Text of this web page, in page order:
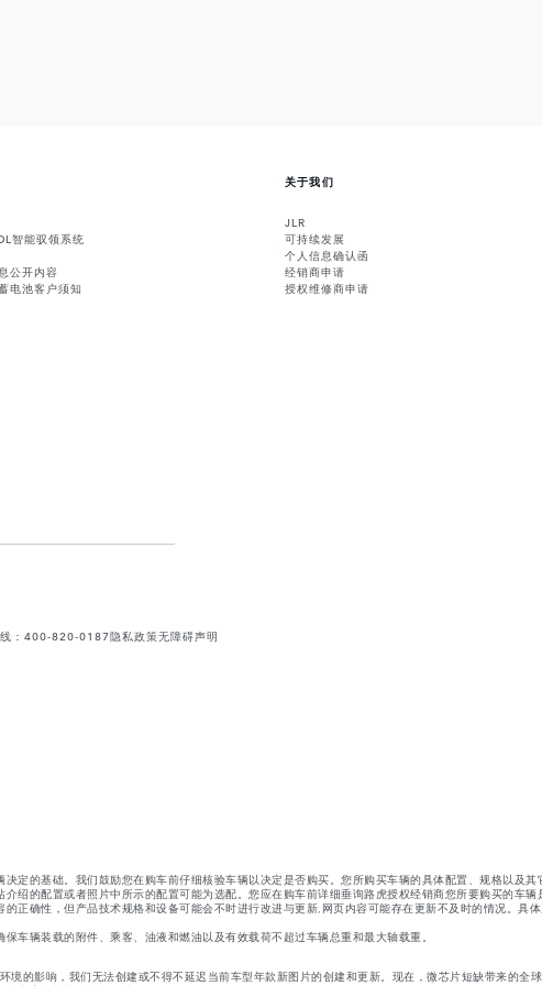
智能驭领系统
公开内容
电池客户须知
关于我们
JLR
可持续发展
个人信息确认函
经销商申请
授权维修商申请
：400-820-0187隐私政策无障碍声明
定的基础。我们鼓励您在购车前仔细核验车辆以决定是否购买。您所购买车辆的具体配置、规格以及
绍的配置或者照片中所示的配置可能为选配。您应在购车前详细垂询路虎授权经销商您所要购买的车
正确性，但产品技术规格和设备可能会不时进行改进与更新,网页内容可能存在更新不及时的情况。具
车辆装载的附件、乘客、油液和燃油以及有效载荷不超过车辆总重和最大轴载重。
境的影响，我们无法创建或不得不延迟当前车型年款新图片的创建和更新。现在，微芯片短缺带来的